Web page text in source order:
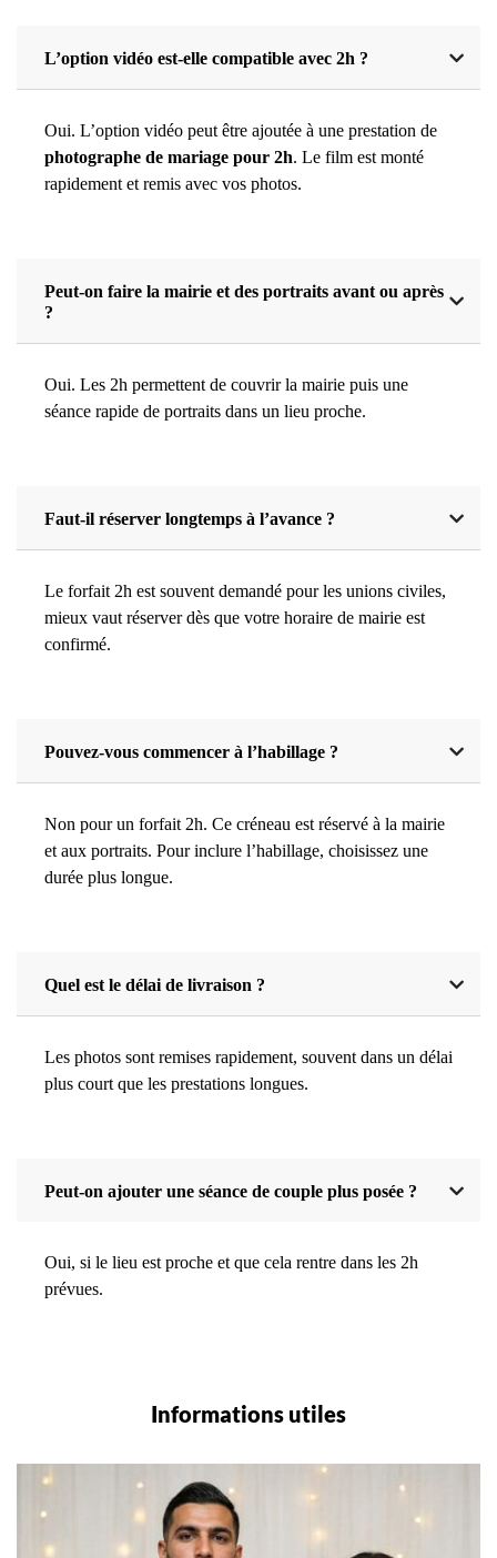
L’option vidéo est-elle compatible avec 2h ?
Oui. L’option vidéo peut être ajoutée à une prestation de
photographe de mariage pour 2h. Le film est monté
rapidement et remis avec vos photos.
Peut-on faire la mairie et des portraits avant ou après
?
Oui. Les 2h permettent de couvrir la mairie puis une
séance rapide de portraits dans un lieu proche.
Faut-il réserver longtemps à l’avance ?
Le forfait 2h est souvent demandé pour les unions civiles,
mieux vaut réserver dès que votre horaire de mairie est
confirmé.
Pouvez-vous commencer à l’habillage ?
Non pour un forfait 2h. Ce créneau est réservé à la mairie
et aux portraits. Pour inclure l’habillage, choisissez une
durée plus longue.
Quel est le délai de livraison ?
Les photos sont remises rapidement, souvent dans un délai
plus court que les prestations longues.
Peut-on ajouter une séance de couple plus posée ?
Oui, si le lieu est proche et que cela rentre dans les 2h
prévues.
Informations utiles